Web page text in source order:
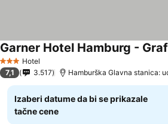
3 Zvezdice
Hotel
Garner Hotel Hamburg -
7,1 3.517 Hamburška Glavna stanica:
Izaberi datume da bi se prikazale
tačne cene